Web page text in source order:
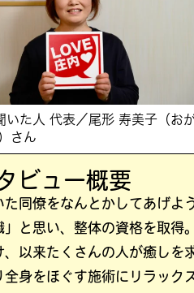
た人 代表／尾形 寿美子（お
さん
ビュー概要
た同僚をなんとかしてあげよ
」と思い、整体の資格を取得
、以来たくさんの人が癒しを
全身をほぐす施術にリラック